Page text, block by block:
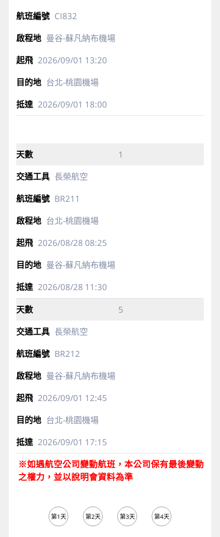
CI832
曼谷-蘇凡納布機場
2026/09/01 13:20
台北-桃園機場
2026/09/01 18:00
1
長榮航空
BR211
台北-桃園機場
2026/08/28 08:25
曼谷-蘇凡納布機場
2026/08/28 11:30
5
長榮航空
BR212
曼谷-蘇凡納布機場
2026/09/01 12:45
台北-桃園機場
2026/09/01 17:15
※如遇航空公司變動航班，本公司保有最後變動
之權力，並以說明會資料為準
第1天 第2天 第3天 第4天